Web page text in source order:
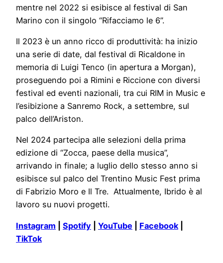
mentre nel 2022 si esibisce al festival di San
Marino con il singolo “Rifacciamo le 6”.
Il 2023 è un anno ricco di produttività: ha inizio
una serie di date, dal festival di Ricaldone in
memoria di Luigi Tenco (in apertura a Morgan),
proseguendo poi a Rimini e Riccione con diversi
festival ed eventi nazionali, tra cui RIM in Music e
l’esibizione a Sanremo Rock, a settembre, sul
palco dell’Ariston.
Nel 2024 partecipa alle selezioni della prima
edizione di “Zocca, paese della musica”,
arrivando in finale; a luglio dello stesso anno si
esibisce sul palco del Trentino Music Fest prima
di Fabrizio Moro e Il Tre. Attualmente, Ibrido è al
lavoro su nuovi progetti.
Instagram Spotify YouTube Facebook
TikTok